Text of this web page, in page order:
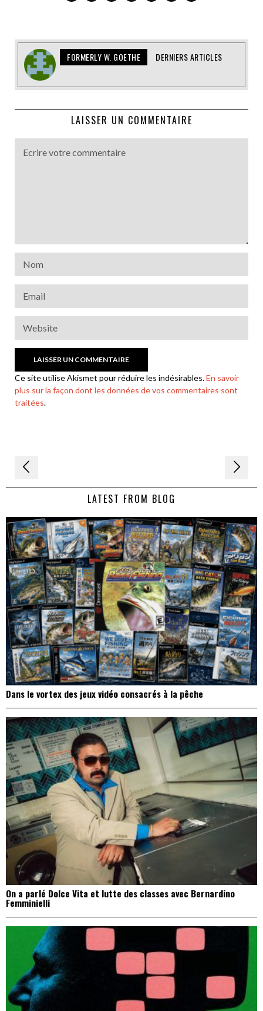
FORMERLY W. GOETHE DERNIERS ARTICLES
LAISSER UN COMMENTAIRE
Ce site utilise Akismet pour réduire les indésirables.En savoir
plus sur la façon dont les données de vos commentaires sont
traitées.
Navigation
de LATEST FROM BLOG
Dans le vortex des jeux vidéo consacrés à la pêche
On a parlé Dolce Vita et lutte des classes avec Bernardino
Femminielli